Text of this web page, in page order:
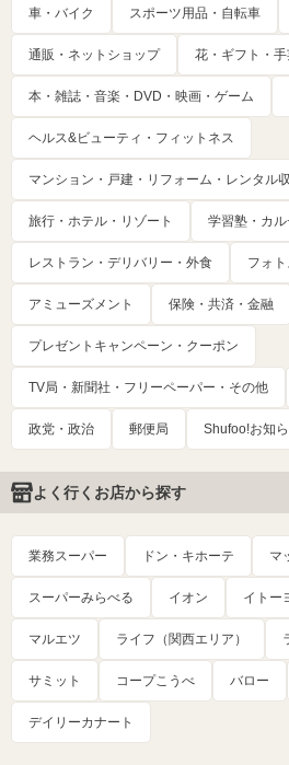
車・バイク スポーツ用品・自転車
通販・ネットショップ 花・ギフト・
本・雑誌・音楽・DVD・映画・ゲーム
ヘルス&ビューティ・フィットネス
マンション・戸建・リフォーム・レンタル
旅行・ホテル・リゾート 学習塾・カ
レストラン・デリバリー・外食 フォ
アミューズメント 保険・共済・金融
プレゼントキャンペーン・クーポン
TV局・新聞社・フリーペーパー・その他
政党・政治 郵便局 Shufoo!お知
よく行くお店から探す
業務スーパー ドン・キホーテ マ
スーパーみらべる イオン イトー
マルエツ ライフ（関西エリア）
サミット コープこうべ バロー
デイリーカナート